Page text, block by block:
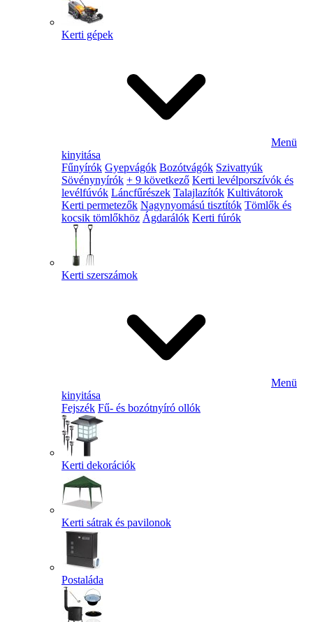
Kerti gépek
Menü
kinyitása
Fűnyírók Gyepvágók Bozótvágók Szivattyúk
Sövénynyírók + 9 következő Kerti levélporszívók és
levélfúvók Láncfűrészek Talajlazítók Kultivátorok
Kerti permetezők Nagynyomású tisztítók Tömlők és
kocsik tömlőkhöz Ágdarálók Kerti fúrók
Kerti szerszámok
Menü
kinyitása
Fejszék Fű- és bozótnyíró ollók
Kerti dekorációk
Kerti sátrak és pavilonok
Postaláda